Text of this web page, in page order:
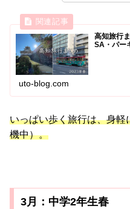
高知旅行
SA・パー
uto-blog.com
いっぱい歩く旅行は、身軽
機中）。
3月：中学2年生春